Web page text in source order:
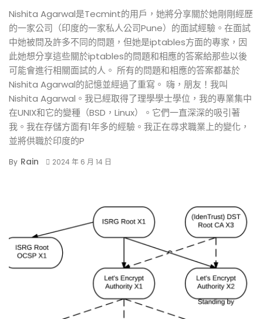
Nishita Agarwal是Tecmint的用戶，她將分享關於她剛剛經歷
的一家公司（印度的一家私人公司Pune）的面試經驗。在面試
中她被問及許多不同的問題，但她是iptables方面的專家，因
此她想分享這些關於iptables的問題和相應的答案給那些以後
可能會進行相關面試的人。 所有的問題和相應的答案都基於
Nishita Agarwal的記憶並經過了重寫。 嗨，朋友！我叫
Nishita Agarwal。我已經取得了理學學士學位，我的專業集中
在UNIX和它的變種（BSD，Linux）。它們一直深深的吸引著
我。我在存儲方面有1年多的經驗。我正在尋求職業上的變化，
並將供職於印度的P
By Rain 2024 年 6 月 14 日